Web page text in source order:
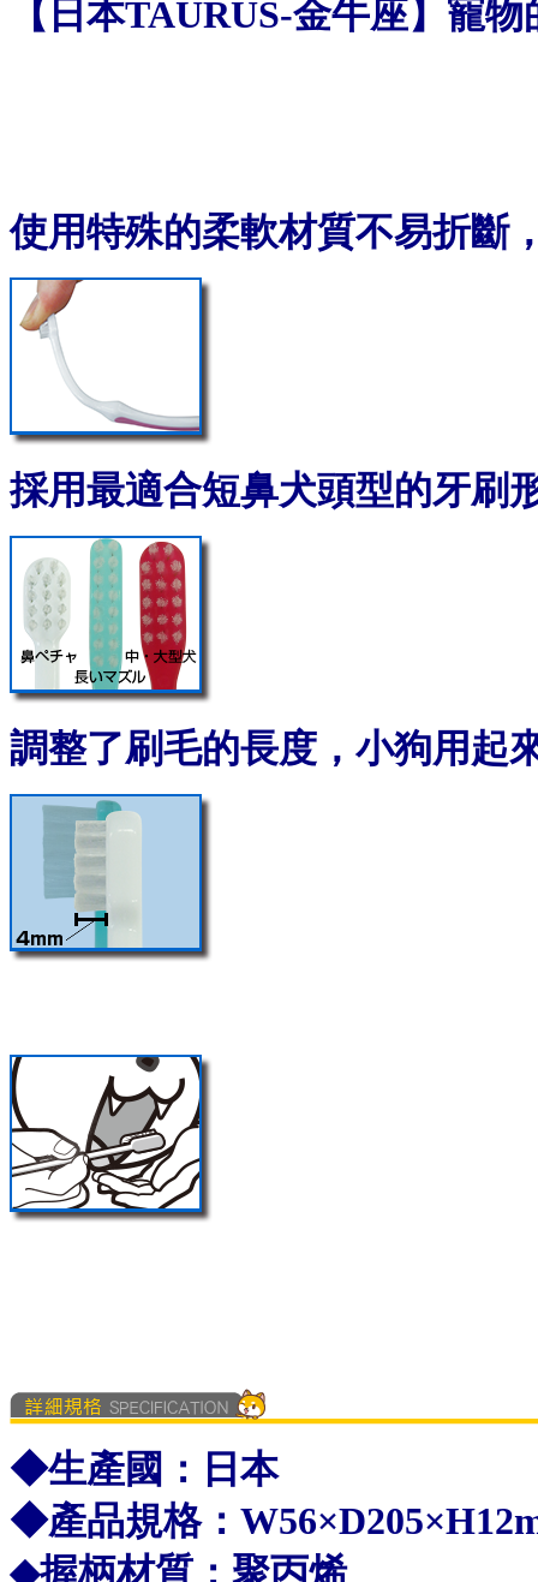
【日本TAURUS-金牛座】寵
使用特殊的柔軟材質不易折斷
採用最適合短鼻犬頭型的牙刷
調整了刷毛的長度，小狗用起
◆生產國：日本
◆產品規格：
◆握柄材質： 聚丙烯